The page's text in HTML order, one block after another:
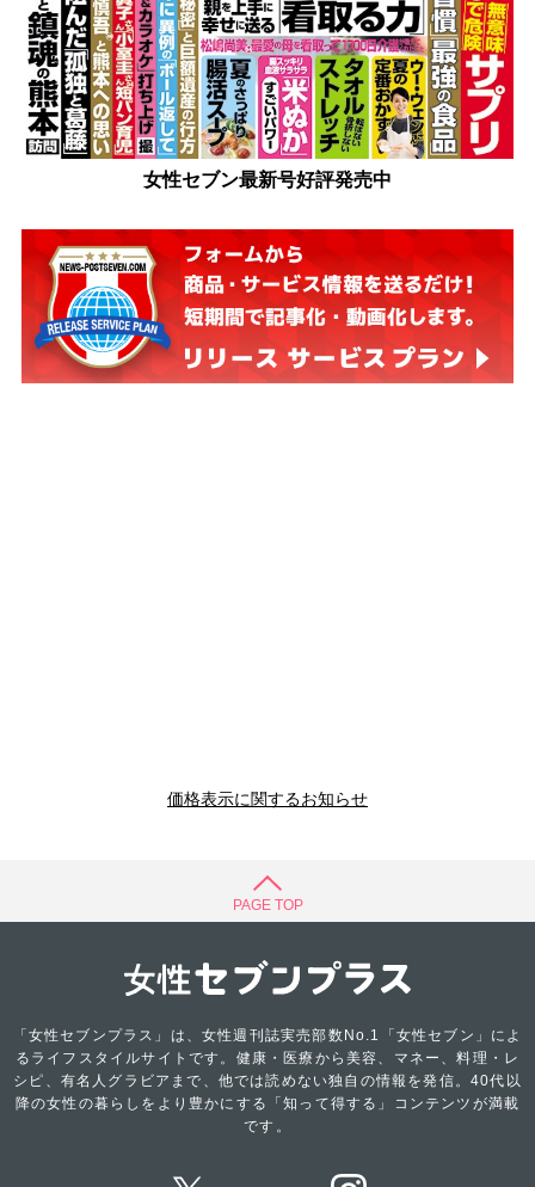
女性セブン最新号好評発売中
価格表示に関するお知らせ
PAGE TOP
「女性セブンプラス」は、女性週刊誌実売部数No.1「女性セブン」によ
るライフスタイルサイトです。健康・医療から美容、マネー、料理・レ
シピ、有名人グラビアまで、他では読めない独自の情報を発信。40代以
降の女性の暮らしをより豊かにする「知って得する」コンテンツが満載
です。